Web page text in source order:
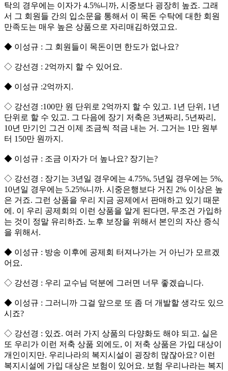
탁의 경우에는 이자가 4.5%니까, 시중보다 굉장히 높죠. 그래
서 그 회원들 간의 입소문을 통해서 이 목돈 수탁에 대한 회원
만족도는 매우 높은 상품으로 자리매김하였고요.
◆ 이성규 : 그 회원들이 목돈이면 한도가 없나요?
◇ 강선경 : 2억까지 할 수 있어요.
◆ 이성규 :2억까지.
◇ 강선경 :100만 원 단위로 2억까지 할 수 있고. 1년 단위, 1년
단위로 할 수 있고. 그 다음에 장기 저축은 3년짜리, 5년짜리,
10년 만기인 그건 이제 조금씩 적금 내는 거. 그거는 1만 원부
터 150만 원까지.
◆ 이성규 : 조금 이자가 더 높나요? 장기는?
◇ 강선경 : 장기는 3년일 경우에는 4.75%, 5년일 경우에는 5%,
10년일 경우에는 5.25%니까. 시중은행보다 거진 2% 이상은 높
은 거죠. 그런 상품을 우리 지금 공제에서 판매하고 있기 때문
에. 이 우리 공제회의 이런 상품을 알게 된다면, 무조건 가입하
는 것이 정말 유리하죠. 노후 보장을 위해서 본인의 자산 증식
을 위해서.
◆ 이성규 : 방송 이후에 공제회 터져나가는 거 아닌가 모르겠
어요.
◇ 강선경 : 우리 교수님 덕분에 그러면 너무 좋겠습니다.
◆ 이성규 : 그러니까 그걸 앞으로 또 좀 더 개발할 생각도 있으
시죠?
◇ 강선경 : 있죠. 여러 가지 상품의 다양화도 해야 되고. 실은
또 우리가 이런 저축 상품 외에도, 이 저축 상품은 가입 대상이
개인이지만. 우리나라의 복지시설이 굉장히 많잖아요? 이런
복지시설에 가입 대상은 보험이 있어요. 보험 우리나라는 복지